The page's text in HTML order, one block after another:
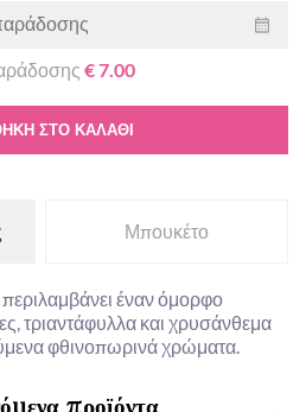
€ 7.00
ΣΤΟ ΚΑΛΆΘΙ
Μπουκέτο
έναν όμορφο
τριαντάφυλλα και χρυσάνθεμα
φθινοπωρινά χρώματα.
προϊόντα